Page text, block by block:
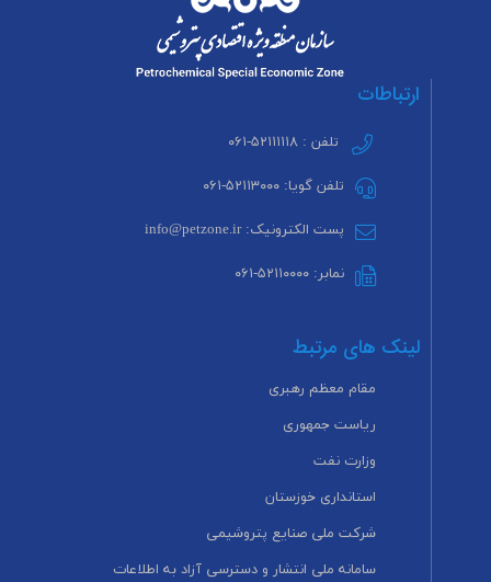
ارتباطات
تلفن : ۵۲۱۱۱۱۱۸-۰۶۱
تلفن گویا: ۵۲۱۱۳۰۰۰-۰۶۱
پست الکترونیک: info@petzone.ir
نمابر: ۵۲۱۱۰۰۰۰-۰۶۱
لینک های مرتبط
مقام معظم رهبری
ریاست جمهوری
وزارت نفت
استانداری خوزستان
شرکت ملی صنایع پتروشیمی
سامانه ملی انتشار و دسترسی آزاد به اطلاعات